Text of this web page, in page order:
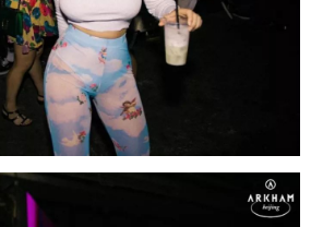
二维码加我微信，本人会在能
的帮助。博主还可以提供工体
服务。